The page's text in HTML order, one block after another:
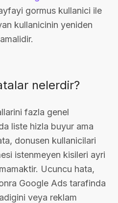
gormus kullanici ile
kullanicinin yeniden
nelerdir?
fazla genel
liste hizla buyur ama
donusen kullanicilari
istenmeyen kisileri ayri
Ucuncu hata,
Google Ads tarafinda
veya reklam